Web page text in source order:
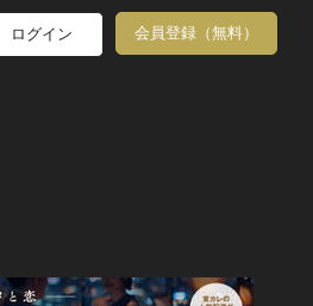
ログイン 会員登録（無料）